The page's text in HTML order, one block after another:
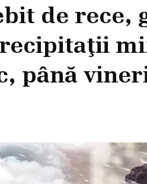
de rece,
până